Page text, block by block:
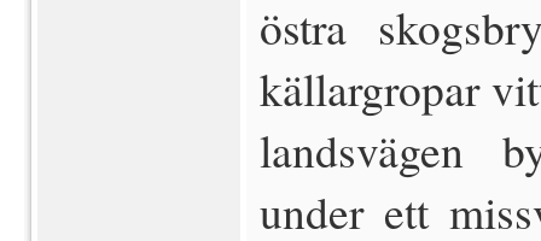
östra
källargropar
landsvägen
under ett